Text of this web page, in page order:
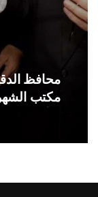
محافظ
مكتب